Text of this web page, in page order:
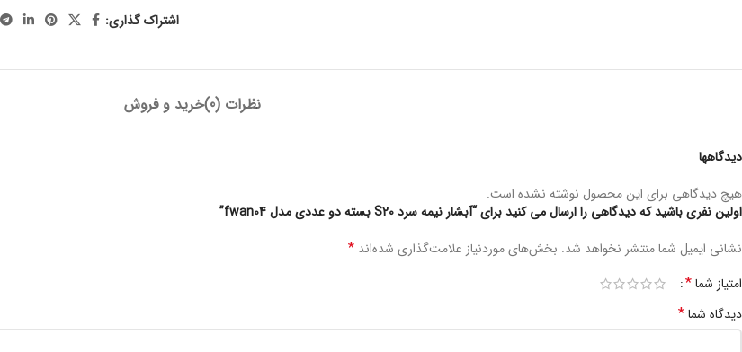
اشتراک گذاری:
نظرات (0) خرید و فروش
دیدگاهها
هیچ دیدگاهی برای این محصول نوشته نشده است.
اولین نفری باشید که دیدگاهی را ارسال می کنید برای “آبشار نیمه سرد S20 بسته دو عددی مدل fwan04”
نشانی ایمیل شما منتشر نخواهد شد. بخش‌های موردنیاز علامت‌گذاری شده‌اند *
امتیاز شما*
دیدگاه شما*